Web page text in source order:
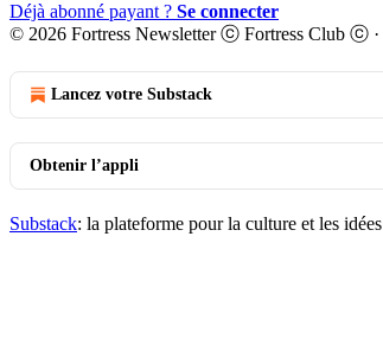
Déjà abonné payant ? Se connecter
© 2026 Fortress Newsletter ⓒ Fortress Club ⓒ ·
Lancez votre Substack
Obtenir l’appli
Substack: la plateforme pour la culture et les idées